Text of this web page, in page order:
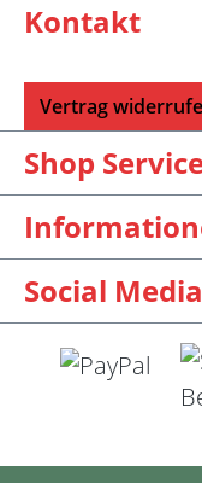
Kontakt
Vertrag
Shop
Social Media